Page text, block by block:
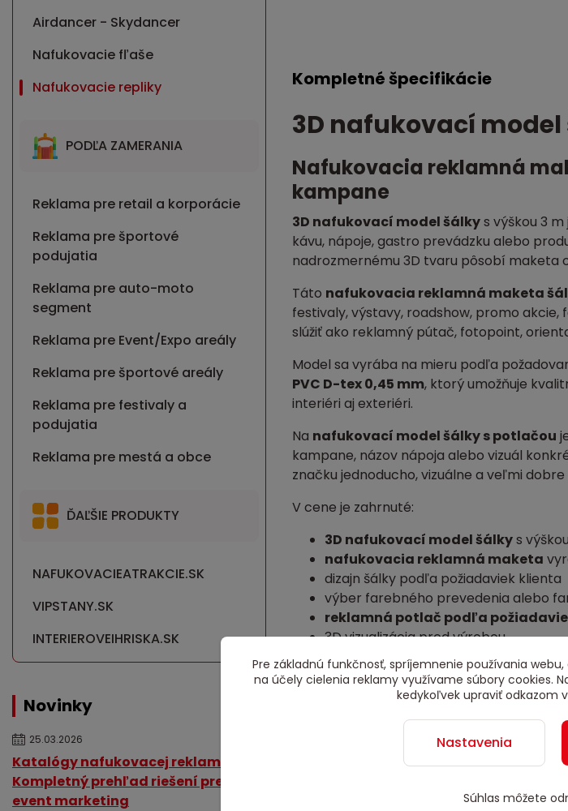
Airdancer - Skydancer
Nafukovacie fľaše
Nafukovacie repliky
PODĽA ZAMERANIA
Reklama pre retail a korporácie
Reklama pre športové
podujatia
Reklama pre auto-moto
segment
Reklama pre Event/Expo areály
Reklama pre športové areály
Reklama pre festivaly a
podujatia
Reklama pre mestá a obce
ĎAĽŠIE PRODUKTY
NAFUKOVACIEATRAKCIE.SK
VIPSTANY.SK
INTERIEROVEIHRISKA.SK
Novinky
25.03.2026
Katalógy nafukovacej reklamy:
Kompletný prehľad riešení pre váš
event marketing
Kompletné špecifikácie
3D nafukovací
Nafukovacia reklamná
kampane
3D nafukovací model šálkys výškou 3
kávu, nápoje, gastro prevádzku alebo
nadrozmernému 3D tvaru pôsobí maketa
Táto nafukovacia reklamná maketa
festivaly, výstavy, roadshow, promo
slúžiť ako reklamný pútač, fotopoint,
Model sa vyrába na mieru podľa
PVC D-tex 0,45 mm, ktorý umožňuje
interiéri aj exteriéri.
Na nafukovací model šálky s potlačou
kampane, názov nápoja alebo vizuál
značku jednoducho, vizuálne a veľmi
V cene je zahrnuté:
3D nafukovací model šálkys
nafukovacia reklamná maketa
dizajn šálky podľa požiadaviek klienta
výber farebného prevedenia alebo
reklamná potlač podľa
3D vizualizácia pred výrobou
záruka a servis
Tentonafukovací reklamný model
jasný prvok. Pred kaviarňou pomáha
podporuje rozpoznateľnosť produktu alebo
Výhodou je praktické prenosné a úložné
môže byť použitá
reklamným totemom, prezentačnou
Pre základnú funkčnosť, spríjemnenie používania
na účely cielenia reklamy využívame súbory cookies.
kedykoľvek upraviť odkazom
Nastavenia
Súhlas môžete